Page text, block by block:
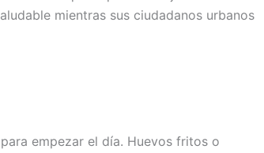
mientras sus ciudadanos urbanos
empezar el día. Huevos fritos o